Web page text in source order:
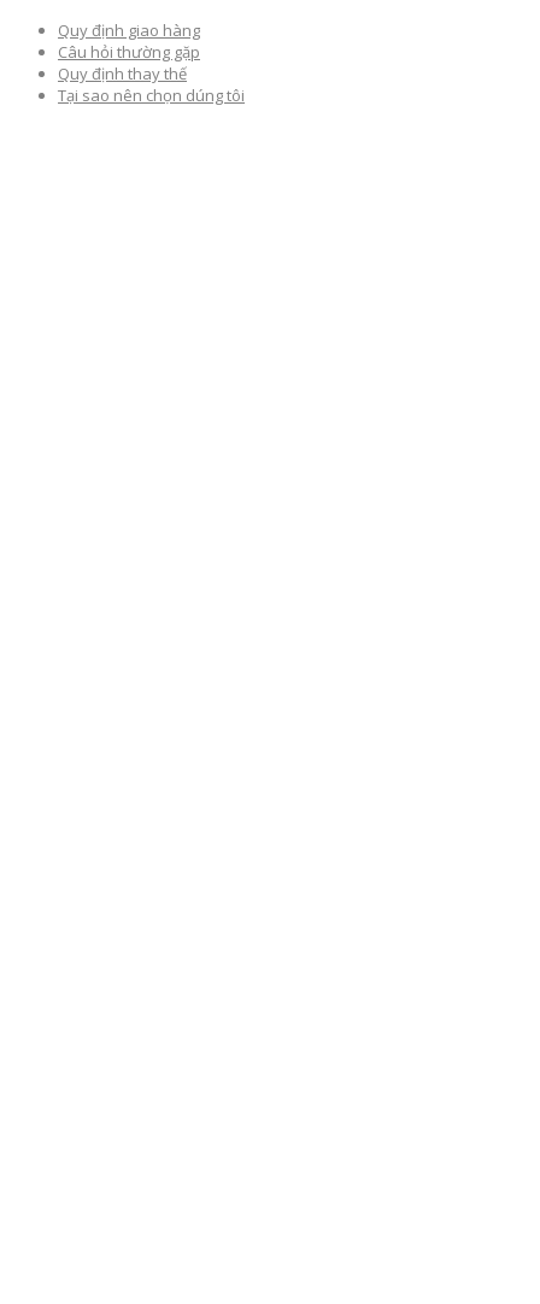
Quy định giao hàng
Câu hỏi thường gặp
Quy định thay thế
Tại sao nên chọn dúng tôi